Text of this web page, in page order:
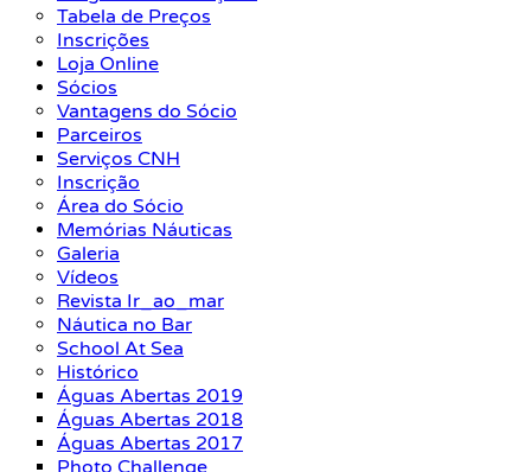
Tabela de Preços
Inscrições
Loja Online
Sócios
Vantagens do Sócio
Parceiros
Serviços CNH
Inscrição
Área do Sócio
Memórias Náuticas
Galeria
Vídeos
Revista Ir_ao_mar
Náutica no Bar
School At Sea
Histórico
Águas Abertas 2019
Águas Abertas 2018
Águas Abertas 2017
Photo Challenge